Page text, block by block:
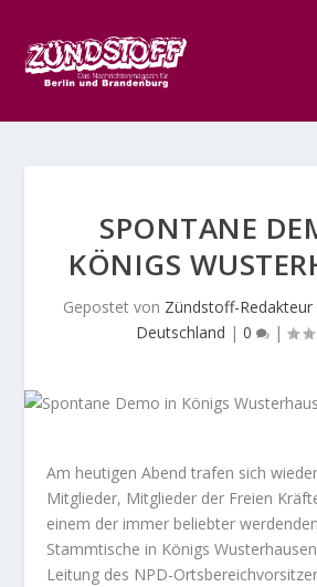
SPONTANE
KÖNIGS
Gepostet von Zündstoff-Redakteur
Deutschland | 0 |
Am heutigen Abend trafen sich
Mitglieder, Mitglieder der Freien
einem der immer beliebter
Stammtische in Königs
Leitung des NPD-